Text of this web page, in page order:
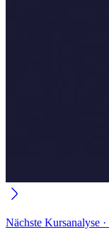
Nächste Kursanalyse ·